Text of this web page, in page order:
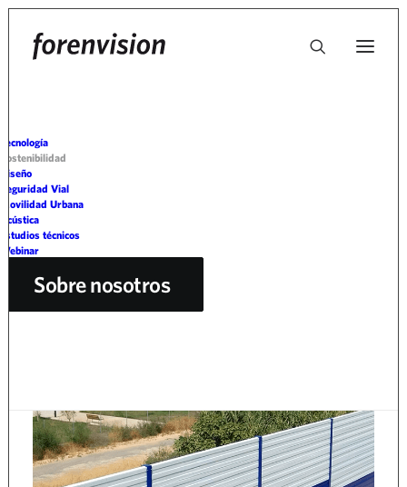
Tecnología
Sostenibilidad
Diseño
Seguridad Vial
Movilidad Urbana
Acústica
Estudios técnicos
Webinar
Sobre nosotros
Sostenibilidad